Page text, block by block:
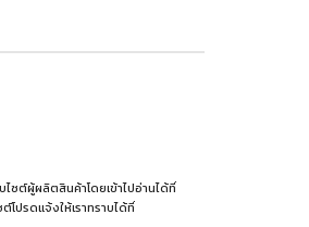
ซต์ผู้ผลิตสินค้าโดยเข้าไปอ่านได้ที่
ปรดแจ้งให้เราทราบได้ที่